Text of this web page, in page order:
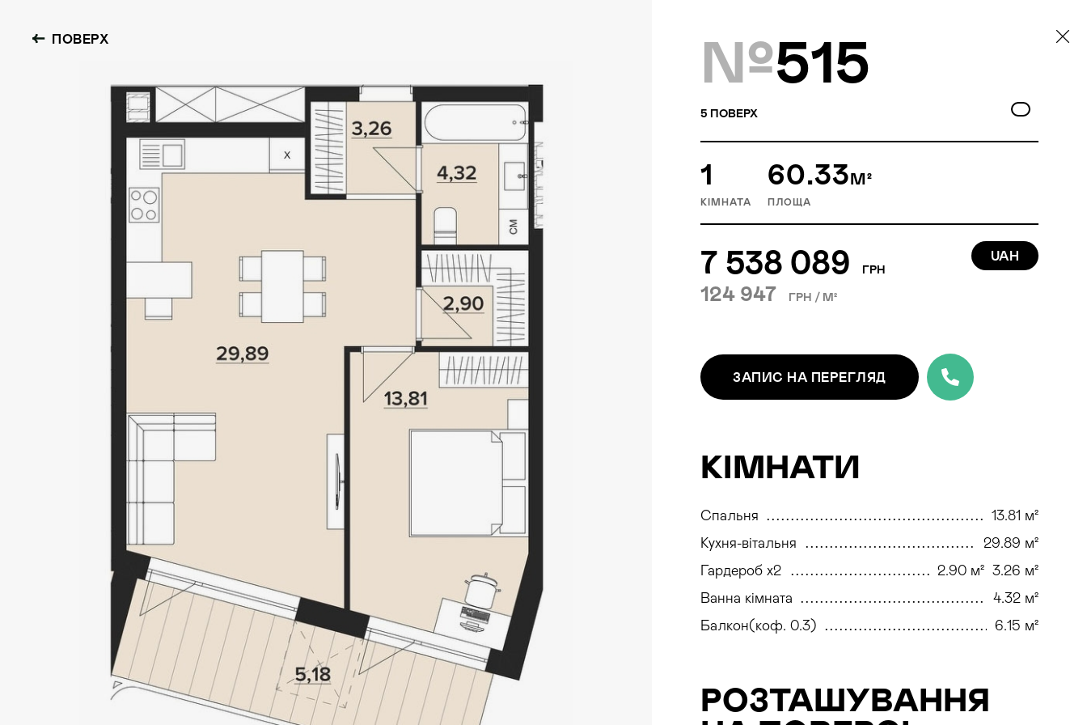
OBOLON
HOUSE
Локація
Київ, Оболонський р-н
Статус
Проєктування
ПОВЕРХ №515
5 ПОВЕРХ
1
КІМНАТА
60.33М²
ПЛОЩА
7 538 089 ГРН
124 947 ГРН / М²
UAH
ЗАПИС НА ПЕРЕГЛЯД
КІМНАТИ
Спальня
13.81 м²
Кухня-вітальня
29.89 м²
Гардероб x2
2.90 м² 3.26 м²
Ванна кімната
4.32 м²
Балкон(коф. 0.3)
6.15 м²
РОЗТАШУВАННЯ